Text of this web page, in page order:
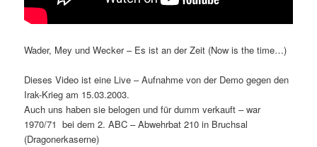
Wader, Mey und Wecker – Es ist an der Zeit (Now is the time…)
Dieses Video ist eine Live – Aufnahme von der Demo gegen den
Irak-Krieg am 15.03.2003.
Auch uns haben sie belogen und für dumm verkauft – war
1970/71 bei dem 2. ABC – Abwehrbat 210 in Bruchsal
(Dragonerkaserne)